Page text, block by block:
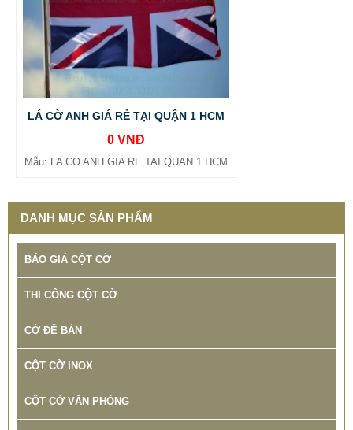
LÁ CỜ ANH GIÁ RẺ TẠI QUẬN 1 HCM
0 VNĐ
Mẫu: LA CO ANH GIA RE TAI QUAN 1 HCM
DANH MỤC SẢN PHẨM
BÁO GIÁ CỘT CỜ
THI CÔNG CỘT CỜ
CỜ ĐỂ BÀN
CỘT CỜ INOX
CỘT CỜ VĂN PHÒNG